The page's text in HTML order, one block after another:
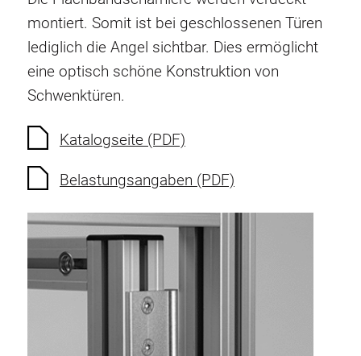
Verdrehsicherungen
Gewindeeinsätze
Bodenverbindungselemente
Rollenelemente
Kabelkanäle
Scharniere und Gelenke
Beschläge
Pneumatik Elemente
Dynamische Elemente
Eckelement
montiert. Somit ist bei geschlossenen Türen
lediglich die Angel sichtbar. Dies ermöglicht
eine optisch schöne Konstruktion von
Schwenktüren.
Katalogseite (PDF)
Belastungsangaben (PDF)